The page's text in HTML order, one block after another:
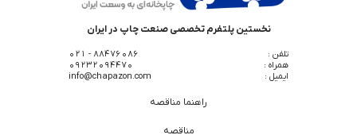
نخستین پلتفرم تخصصی صنعت چاپ در ایران
تلفن :
88476086 - 021
همراه :
09232094470
ایمیل :
info@chapazon.com
راهنما مناقصه
مناقصه